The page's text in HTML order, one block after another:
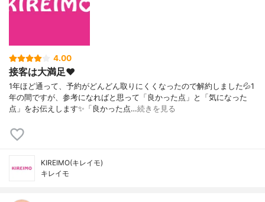
4.00
接客は大満足❤️
1年ほど通って、予約がどんどん取りにくくなったので解約しました💦1
年の間ですが、参考になればと思って「良かった点」と「気になった
点」をお伝えします✨「良かった点…続きを見る
KIREIMO(キレイモ)
キレイモ